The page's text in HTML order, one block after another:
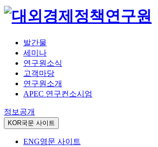
발간물
세미나
연구원소식
고객마당
연구원소개
APEC 연구컨소시엄
정보공개
KOR국문 사이트
ENG영문 사이트